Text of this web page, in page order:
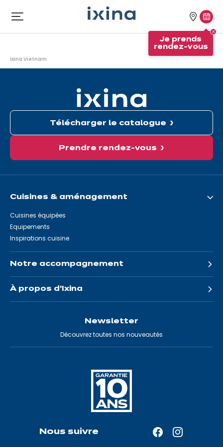
Aller au contenu principal
Ouvrir
le
NosJe
vous
Je prends
rendez-vous
Vous
êtes
Ixina Vietnam
Télécharger le catalogue
Prendre rendez-vous
Cuisines & aménagement
Cuisines équipées
Equipements
Inspirations cuisine
Notre accompagnement
À propos d'Ixina
Newsletter
Découvrez toutes nos nouveautés
Nous suivre
FacebookInstagram